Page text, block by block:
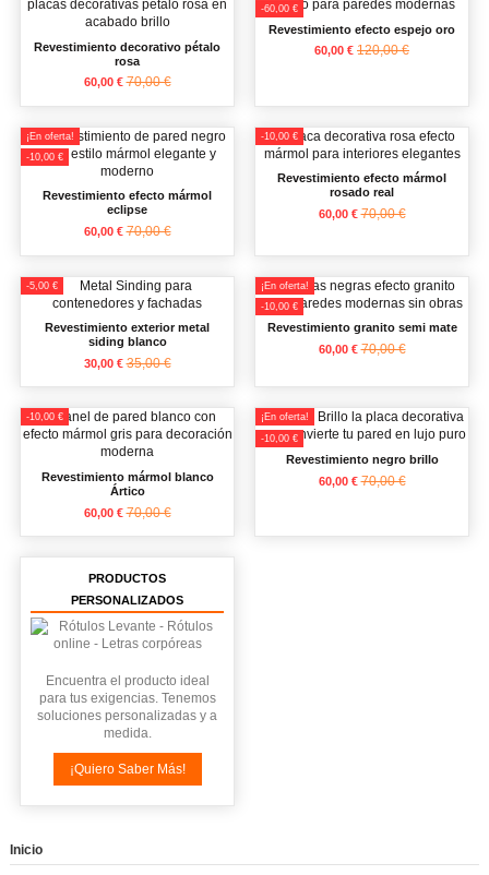
Revestimiento decorativo pétalo
rosa
60,00 €70,00 €
-60,00 €
Revestimiento efecto espejo oro
60,00 € 120,00 €
¡En oferta!
-10,00 €
Revestimiento efecto mármol
eclipse
60,00 €70,00 €
-10,00 €
Revestimiento efecto mármol
rosado real
60,00 €70,00 €
-5,00 €
Revestimiento exterior metal
siding blanco
30,00 €35,00 €
¡En oferta!
-10,00 €
Revestimiento granito semi mate
60,00 €70,00 €
-10,00 €
Revestimiento mármol blanco
Ártico
60,00 €70,00 €
¡En oferta!
-10,00 €
Revestimiento negro brillo
60,00 €70,00 €
PRODUCTOS
PERSONALIZADOS
Encuentra el producto ideal
para tus exigencias. Tenemos
soluciones personalizadas y a
medida.
¡Quiero Saber Más!
Inicio